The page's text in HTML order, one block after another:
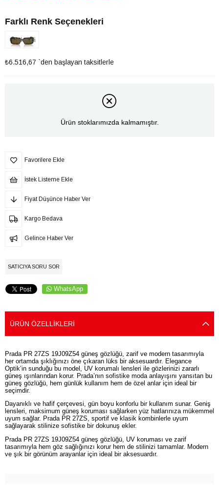
Farklı Renk Seçenekleri
Tükendi
₺6.516,67 `den başlayan taksitlerle
Ürün stoklarımızda kalmamıştır.
Favorilere Ekle
İstek Listeme Ekle
Fiyat Düşünce Haber Ver
Kargo Bedava
Gelince Haber Ver
SATICIYA SORU SOR
WhatsApp
ÜRÜN ÖZELLIKLERI
Prada PR 27ZS 19J09Z54 güneş gözlüğü, zarif ve modern tasarımıyla
her ortamda şıklığınızı öne çıkaran lüks bir aksesuardır. Elegance
Optik’in sunduğu bu model, UV korumalı lensleri ile gözlerinizi zararlı
güneş ışınlarından korur. Prada’nın sofistike moda anlayışını yansıtan bu
güneş gözlüğü, hem günlük kullanım hem de özel anlar için ideal bir
seçimdir.
Dayanıklı ve hafif çerçevesi, gün boyu konforlu bir kullanım sunar. Geniş
lensleri, maksimum güneş koruması sağlarken yüz hatlarınıza mükemmel
uyum sağlar. Prada PR 27ZS, sportif ve klasik kombinlerle uyum
sağlayarak stilinize sofistike bir dokunuş ekler.
Prada PR 27ZS 19J09Z54 güneş gözlüğü, UV koruması ve zarif
tasarımıyla hem göz sağlığınızı korur hem de stilinizi tamamlar. Modern
ve şık bir görünüm arayanlar için ideal bir aksesuardır.